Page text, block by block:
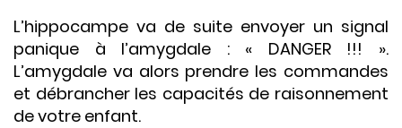
L’hippocampe va de suite envoyer un signal
panique à l’amygdale : « DANGER !!! ».
L’amygdale va alors prendre les commandes
et débrancher les capacités de raisonnement
de votre enfant.